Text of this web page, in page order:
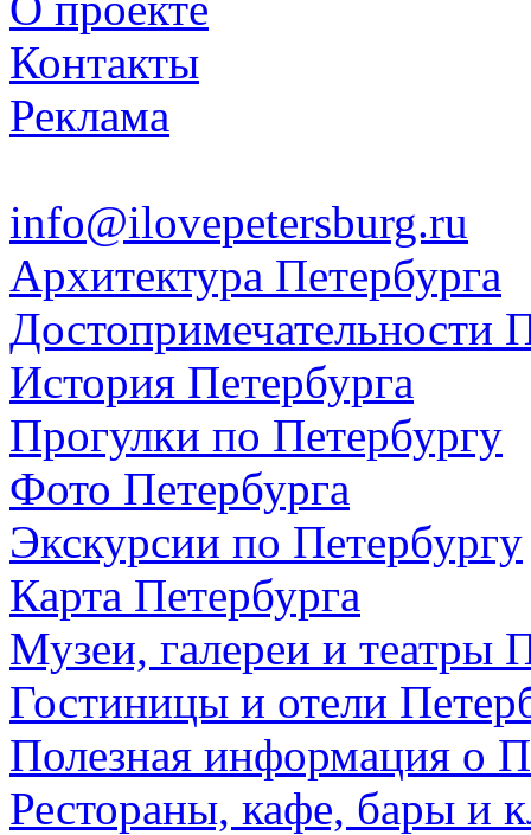
Контакты
Реклама
info@ilovepetersburg.ru
Архитектура Петербурга
Достопримечательности
История Петербурга
Прогулки по Петербургу
Фото Петербурга
Экскурсии по Петербургу
Карта Петербурга
Музеи, галереи и театры
Гостиницы и отели
Полезная информация о
Рестораны, кафе, бары и